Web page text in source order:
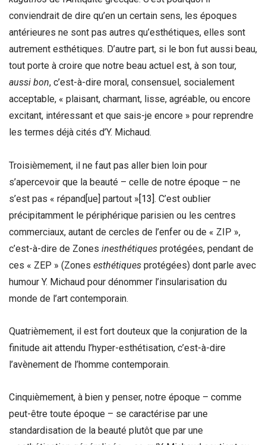
conviendrait de dire qu’en un certain sens, les époques
antérieures ne sont pas autres qu’esthétiques, elles sont
autrement esthétiques. D’autre part, si le bon fut aussi beau,
tout porte à croire que notre beau actuel est, à son tour,
aussi bon, c’est-à-dire moral, consensuel, socialement
acceptable, « plaisant, charmant, lisse, agréable, ou encore
excitant, intéressant et que sais-je encore » pour reprendre
les termes déjà cités d’Y. Michaud.
Troisièmement, il ne faut pas aller bien loin pour
s’apercevoir que la beauté – celle de notre époque – ne
s’est pas « répand[ue] partout »[13]. C’est oublier
précipitamment le périphérique parisien ou les centres
commerciaux, autant de cercles de l’enfer ou de « ZIP »,
c’est-à-dire de Zones inesthétiques protégées, pendant de
ces « ZEP » (Zones esthétiques protégées) dont parle avec
humour Y. Michaud pour dénommer l’insularisation du
monde de l’art contemporain.
Quatrièmement, il est fort douteux que la conjuration de la
finitude ait attendu l’hyper-esthétisation, c’est-à-dire
l’avènement de l’homme contemporain.
Cinquièmement, à bien y penser, notre époque – comme
peut-être toute époque – se caractérise par une
standardisation de la beauté plutôt que par une